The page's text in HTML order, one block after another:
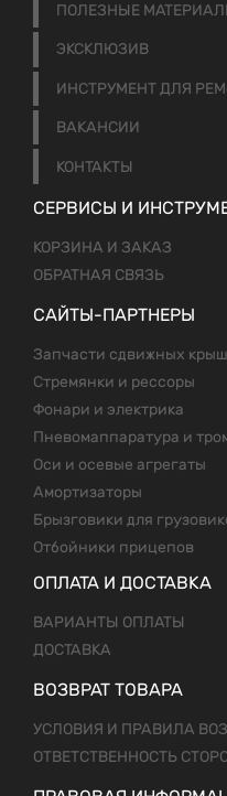
ПОЛЕЗНЫЕ
ЭКСКЛЮЗИВ
ИНСТРУМЕНТ ДЛЯ
ВАКАНСИИ
КОНТАКТЫ
СЕРВИСЫ И
КОРЗИНА И ЗАКАЗ
ОБРАТНАЯ СВЯЗЬ
САЙТЫ-ПАРТНЕРЫ
Запчасти сдвижных крыш
Стремянки и рессоры
Фонари и электрика
Пневомаппаратура и
Оси и осевые агрегаты
Амортизаторы
Брызговики для
Отбойники прицепов
ОПЛАТА И ДОСТАВКА
ВАРИАНТЫ ОПЛАТЫ
ДОСТАВКА
ВОЗВРАТ ТОВАРА
УСЛОВИЯ И ПРАВИЛА
ОТВЕТСТВЕННОСТЬ